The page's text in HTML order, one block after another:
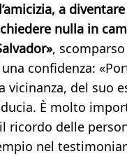
a
nulla in
,
confidenza:
vicinanza, del suo
È molto
ricordo delle
nel